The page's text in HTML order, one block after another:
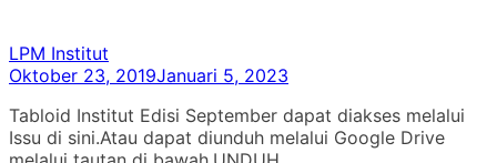
LPM Institut
Oktober 23, 2019Januari 5, 2023
Tabloid Institut Edisi September dapat diakses melalui
Issu di sini.Atau dapat diunduh melalui Google Drive